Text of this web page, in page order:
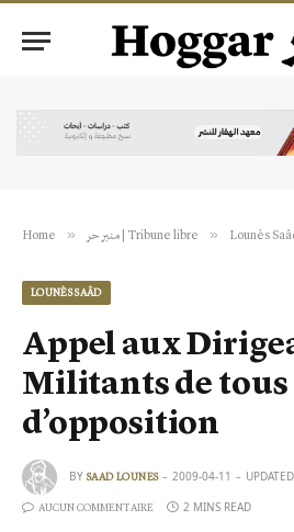
Home » منبر حر | Tribune libre » Lounès
LOUNÈS SAÂD
Appel aux
Militants de tous
d’opposition
BY SAAD LOUNES 2009-04-11
AUCUN COMMENTAIRE 2 MINS READ